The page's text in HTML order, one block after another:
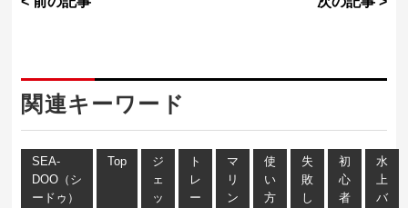
関連キーワード
SEA-
DOO（シ
ードゥ）
Top
ジ
ェ
ッ
ト
レ
ー
マ
リ
ン
使
い
方
失
敗
し
初
心
者
水
上
バ